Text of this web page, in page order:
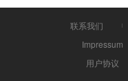
联系我们
Impressum
用户协议